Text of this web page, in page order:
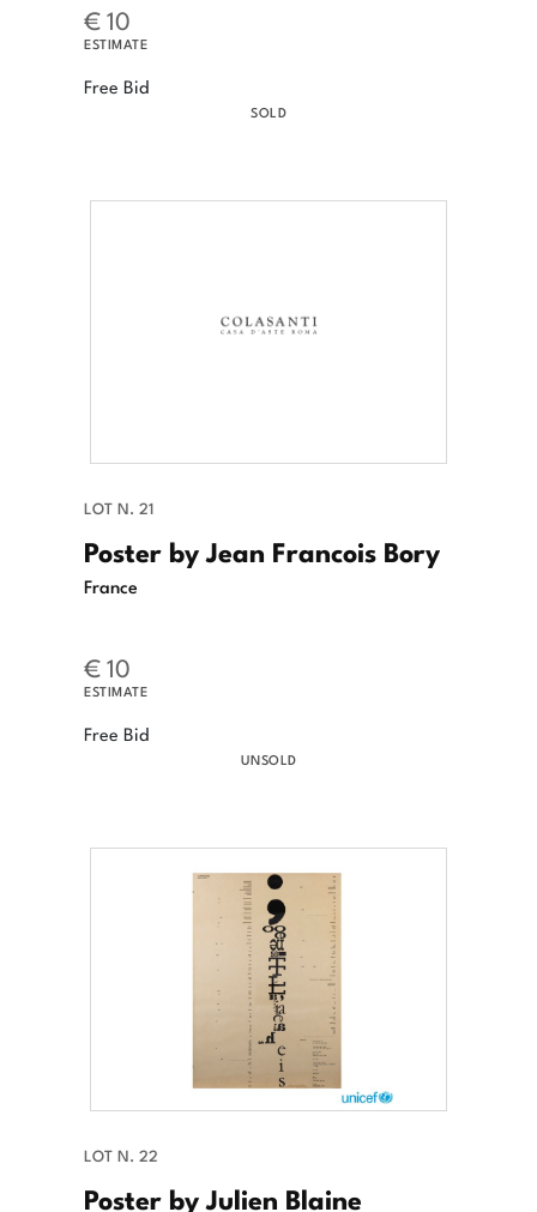
€ 10
ESTIMATE
Free Bid
SOLD
LOT N. 21
Poster by Jean Francois Bory
France
€ 10
ESTIMATE
Free Bid
UNSOLD
LOT N. 22
Poster by Julien Blaine